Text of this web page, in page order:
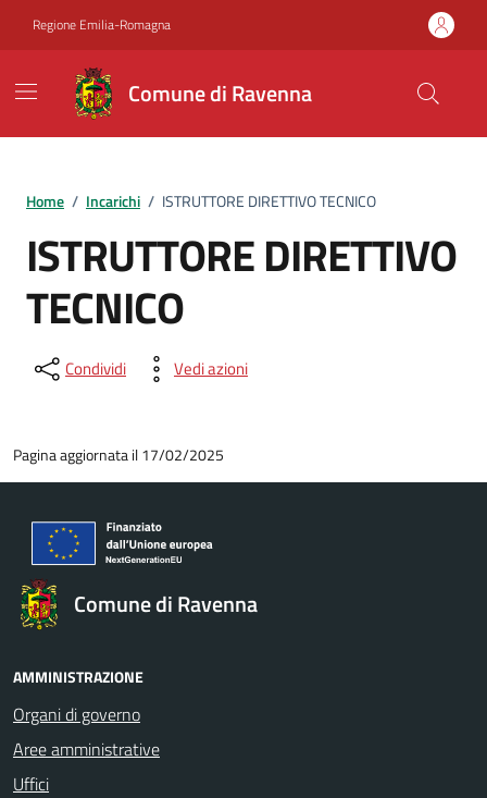
Regione Emilia-Romagna
Comune di Ravenna
Home / Incarichi / ISTRUTTORE DIRETTIVO TECNICO
ISTRUTTORE DIRETTIVO
TECNICO
Condividi Vedi azioni
Pagina aggiornata il 17/02/2025
Comune di Ravenna
AMMINISTRAZIONE
Organi di governo
Aree amministrative
Uffici